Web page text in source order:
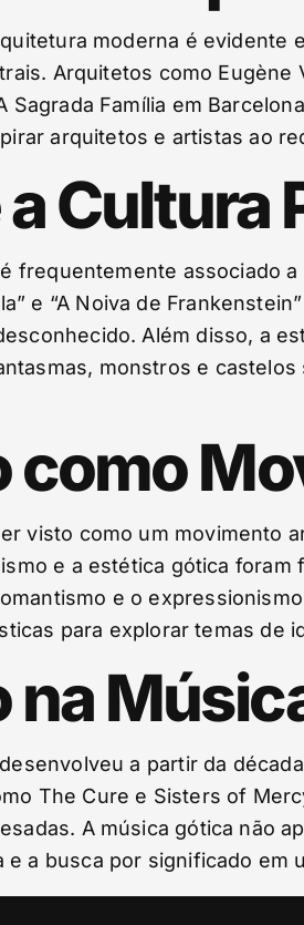
moderna é
Arquitetos como
Sagrada Família em
arquitetos e artistas ao
Cultura
frequentemente associado
e “A Noiva de
Além disso, a
monstros e
como
visto como um movimento
e a estética gótica
e o
para explorar temas de
na
a partir da
The Cure e Sisters of
A música gótica não
e a busca por significado em